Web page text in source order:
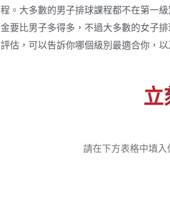
程。大多數的男子排球課程都不在第一
金要比男子多得多，不過大多數的女子
評估，可以告訴你哪個級別最適合你，
立
請在下方表格中填入